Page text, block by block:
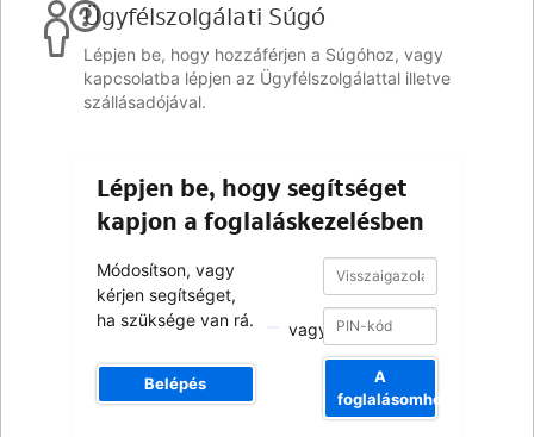
Ügyfélszolgálati Súgó
Lépjen be, hogy hozzáférjen a Súgóhoz, vagy
kapcsolatba lépjen az Ügyfélszolgálattal illetve
szállásadójával.
Lépjen be, hogy segítséget
kapjon a foglaláskezelésben
Módosítson, vagy
kérjen segítséget,
ha szüksége van rá.
Belépés
vagy
Visszaigazolási
szám
Visszaigazolási
szám
A
foglalásomhoz